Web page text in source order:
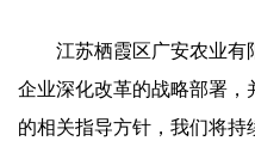
江苏栖霞区广安农业有
企业深化改革的战略部署，
的相关指导方针，我们将